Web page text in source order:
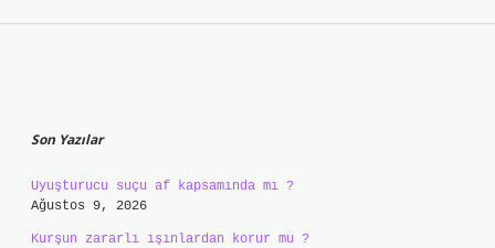
Son Yazılar
Uyuşturucu suçu af kapsamında mı ?
Ağustos 9, 2026
Kurşun zararlı ışınlardan korur mu ?